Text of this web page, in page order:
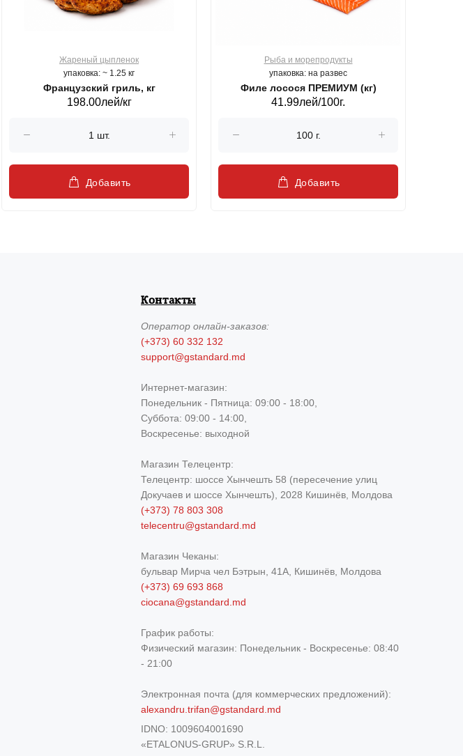
Жареный цыпленок
упаковка: ~ 1.25 кг
Французский гриль, кг
198.00лей/кг
Добавить
Рыба и морепродукты
упаковка: на развес
Филе лосося ПРЕМИУМ (кг)
41.99лей/100г.
Добавить
Контакты
Операторонлайн-заказов:
(+373) 60 332 132
support@gstandard.md
Интернет-магазин:
Понедельник - Пятница: 09:00 - 18:00,
Суббота: 09:00 - 14:00,
Воскресенье: выходной
Магазин Телецентр:
Телецентр: шоссе Хынчешть 58 (пересечение улиц
Докучаев и шоссе Хынчешть), 2028 Кишинёв, Молдова
(+373) 78 803 308
telecentru@gstandard.md
Магазин Чеканы:
бульвар Мирча чел Бэтрын, 41A, Кишинёв, Молдова
(+373) 69 693 868
ciocana@gstandard.md
График работы:
Физический магазин: Понедельник - Воскресенье: 08:40
- 21:00
Электронная почта (для коммерческих предложений):
alexandru.trifan@gstandard.md
IDNO: 1009604001690
«ETALONUS-GRUP» S.R.L.